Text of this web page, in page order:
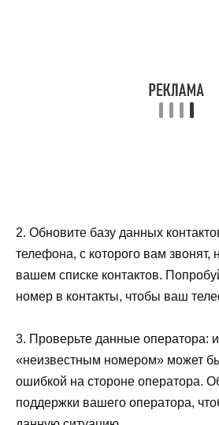
2. Обновите базу данных
телефона, с которого вам звонят,
вашем списке контактов.
номер в контакты, чтобы ваш
3. Проверьте данные оператора:
«неизвестным номером» может
ошибкой на стороне оператора.
поддержки вашего оператора,